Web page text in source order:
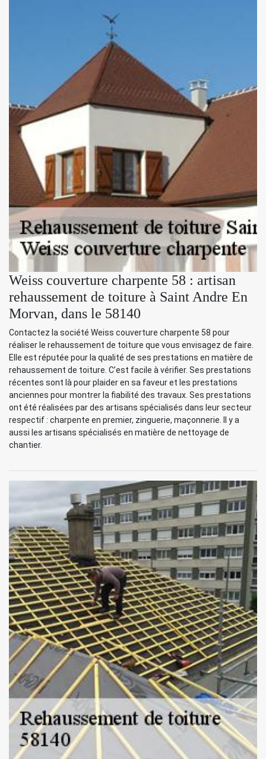
Weiss couverture charpente 58 : artisan
rehaussement de toiture à Saint Andre En
Morvan, dans le 58140
Contactez la société Weiss couverture charpente 58 pour
réaliser le rehaussement de toiture que vous envisagez de faire.
Elle est réputée pour la qualité de ses prestations en matière de
rehaussement de toiture. C’est facile à vérifier. Ses prestations
récentes sont là pour plaider en sa faveur et les prestations
anciennes pour montrer la fiabilité des travaux. Ses prestations
ont été réalisées par des artisans spécialisés dans leur secteur
respectif : charpente en premier, zinguerie, maçonnerie. Il y a
aussi les artisans spécialisés en matière de nettoyage de
chantier.